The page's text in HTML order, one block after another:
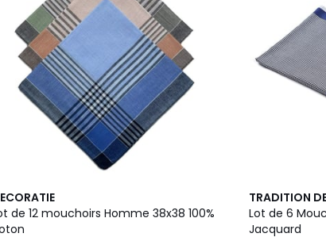
de 12 mouchoirs Homme 38x38 100%
TRADITION
Lot de 6
Jacquard